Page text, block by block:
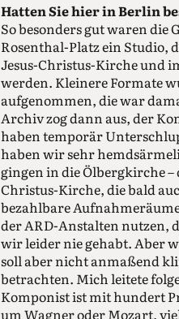
Hatten Sie hier in Berlin
So besonders gut waren
Rosenthal-Platz ein Studio,
Jesus-Christus-Kirche und
werden. Kleinere Formate
aufgenommen, die war
Archiv zog dann aus, der
haben temporär
haben wir sehr
gingen in die Ölbergkirche
Christus-Kirche, die bald
bezahlbare
der ARD-Anstalten nutzen,
wir leider nie gehabt. Aber
soll aber nicht anmaßend
betrachten. Mich leitete
Komponist ist mit hundert
um Wagner oder Mozart,